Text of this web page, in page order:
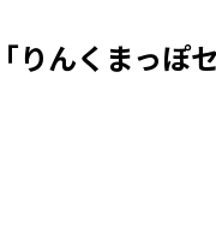
「りんくまっぽ